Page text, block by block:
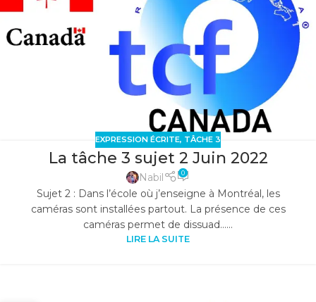
EXPRESSION ÉCRITE, TÂCHE 3
La tâche 3 sujet 2 Juin 2022
Nabil 0
Sujet 2 : Dans l’école où j’enseigne à Montréal, les
caméras sont installées partout. La présence de ces
caméras permet de dissuad......
LIRE LA SUITE